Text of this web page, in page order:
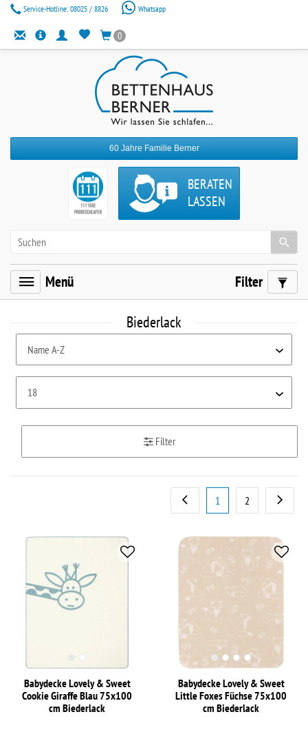
Service-Hotline: 08025 / 8826 Whatsapp
0
60 Jahre Familie Berner
BERATEN
LASSEN
Menü Filter
Biederlack
Filter
1 2
Babydecke Lovely & Sweet
Cookie Giraffe Blau 75x100
cm Biederlack
Babydecke Lovely & Sweet
Little Foxes Füchse 75x100
cm Biederlack